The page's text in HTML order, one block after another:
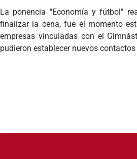
La ponencia "Economía y fútbol"
finalizar la cena, fue el momento
empresas vinculadas con el
pudieron establecer nuevos